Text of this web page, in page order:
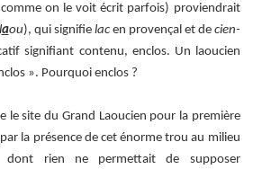
on le voit écrit parfois) proviendrait
laou), qui signifie lacen provençal et de cien-
signifiant contenu, enclos. Un laoucien
». Pourquoi enclos ?
le site du Grand Laoucien pour la première
la présence de cet énorme trou au milieu
dont rien ne permettait de supposer